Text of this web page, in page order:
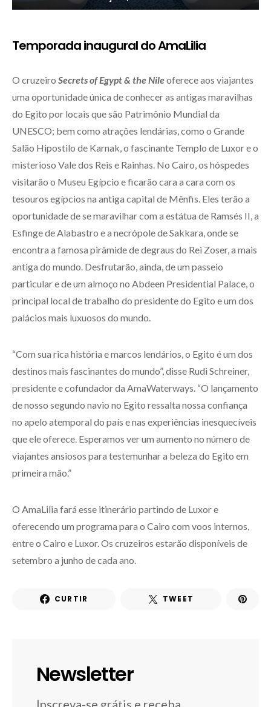
Temporada inaugural do AmaLilia
O cruzeiro Secrets of Egypt & the Nileoferece aos viajantes
uma oportunidade única de conhecer as antigas maravilhas
do Egito por locais que são Patrimônio Mundial da
UNESCO; bem como atrações lendárias, como o Grande
Salão Hipostilo de Karnak, o fascinante Templo de Luxor e o
misterioso Vale dos Reis e Rainhas. No Cairo, os hóspedes
visitarão o Museu Egípcio e ficarão cara a cara com os
tesouros egípcios na antiga capital de Mênfis. Eles terão a
oportunidade de se maravilhar com a estátua de Ramsés II, a
Esfinge de Alabastro e a necrópole de Sakkara, onde se
encontra a famosa pirâmide de degraus do Rei Zoser, a mais
antiga do mundo. Desfrutarão, ainda, de um passeio
particular e de um almoço no Abdeen Presidential Palace, o
principal local de trabalho do presidente do Egito e um dos
palácios mais luxuosos do mundo.
“Com sua rica história e marcos lendários, o Egito é um dos
destinos mais fascinantes do mundo”, disse Rudi Schreiner,
presidente e cofundador da AmaWaterways. “O lançamento
de nosso segundo navio no Egito ressalta nossa confiança
no apelo atemporal do país e nas experiências inesquecíveis
que ele oferece. Esperamos ver um aumento no número de
viajantes ansiosos para testemunhar a beleza do Egito em
primeira mão.”
O AmaLilia fará esse itinerário partindo de Luxor e
oferecendo um programa para o Cairo com voos internos,
entre o Cairo e Luxor. Os cruzeiros estarão disponíveis de
setembro a junho de cada ano.
CURTIR TWEET
Newsletter
Inscreva-se grátis e receba